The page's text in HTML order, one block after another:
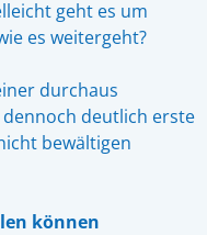
geht es um
es weitergeht?
durchaus
deutlich erste
bewältigen
können